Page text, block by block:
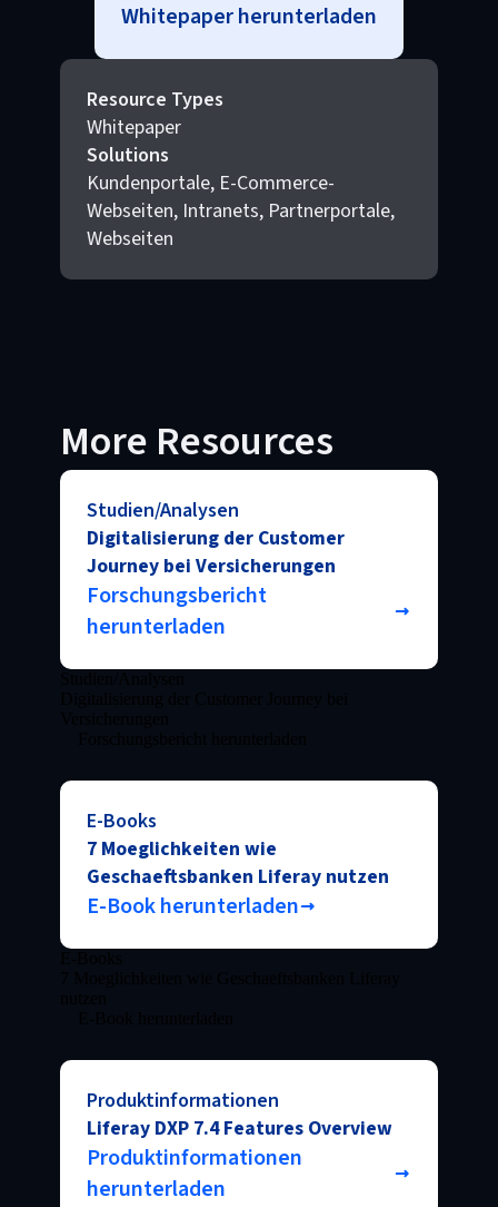
Whitepaper herunterladen
Resource Types
Whitepaper
Solutions
Kundenportale, E-Commerce-
Webseiten, Intranets, Partnerportale,
Webseiten
More Resources
Studien/Analysen
Digitalisierung der Customer
Journey bei Versicherungen
Forschungsbericht
herunterladen
E-Books
7 Moeglichkeiten wie
Geschaeftsbanken Liferay nutzen
E-Book herunterladen
Produktinformationen
Liferay DXP 7.4 Features Overview
Produktinformationen
herunterladen